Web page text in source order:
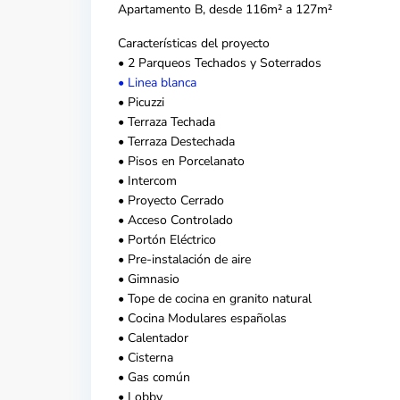
Apartamento B, desde 116m² a 127m²
Características del proyecto
• 2 Parqueos Techados y Soterrados
• Linea blanca
• Picuzzi
• Terraza Techada
• Terraza Destechada
• Pisos en Porcelanato
• Intercom
• Proyecto Cerrado
• Acceso Controlado
• Portón Eléctrico
• Pre-instalación de aire
• Gimnasio
• Tope de cocina en granito natural
• Cocina Modulares españolas
• Calentador
• Cisterna
• Gas común